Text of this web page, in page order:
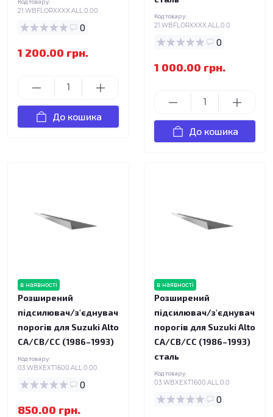
21.WBFLORXXXX.ALL.0.00
0
1 200.00 грн.
До кошика
Код товару:
21.WBFLORXXXX.ALL.0.0
0
1 000.00 грн.
До кошика
в наявності
Розширений
підсилювач/з'єднувач
порогів для Suzuki Alto
CA/CB/CC (1986–1993)
Код товару:
03.WBXEXT1600.ALL.0.00
0
850.00 грн.
в наявності
Розширений
підсилювач/з'єднувач
порогів для Suzuki Alto
CA/CB/CC (1986–1993)
сталь
Код товару:
03.WBXEXT1600.ALL.0.0
0